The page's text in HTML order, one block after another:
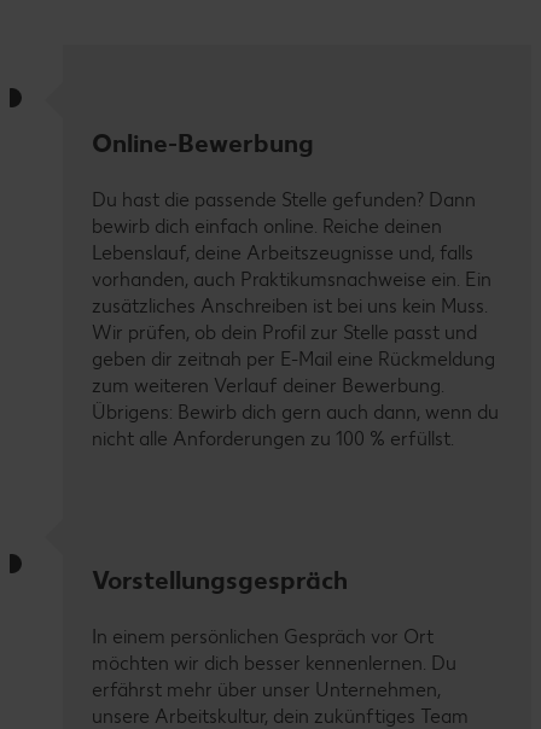
Online-Bewerbung
Du hast die passende Stelle gefunden? Dann
bewirb dich einfach online. Reiche deinen
Lebenslauf, deine Arbeitszeugnisse und, falls
vorhanden, auch Praktikumsnachweise ein. Ein
zusätzliches Anschreiben ist bei uns kein Muss.
Wir prüfen, ob dein Profil zur Stelle passt und
geben dir zeitnah per E-Mail eine Rückmeldung
zum weiteren Verlauf deiner Bewerbung.
Übrigens: Bewirb dich gern auch dann, wenn du
nicht alle Anforderungen zu 100 % erfüllst.
Vorstellungsgespräch
In einem persönlichen Gespräch vor Ort
möchten wir dich besser kennenlernen. Du
erfährst mehr über unser Unternehmen,
unsere Arbeitskultur, dein zukünftiges Team